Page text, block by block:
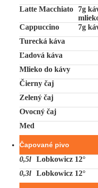
Latte Macchiato
7g
Cappuccino 7g
Turecká káva
Ľadová káva
Mlieko do kávy
Čierny čaj
Zelený čaj
Ovocný čaj
Med
Čapované pivo
0,5l Lobkowicz 12°
0,3l
Lobkowicz 12°